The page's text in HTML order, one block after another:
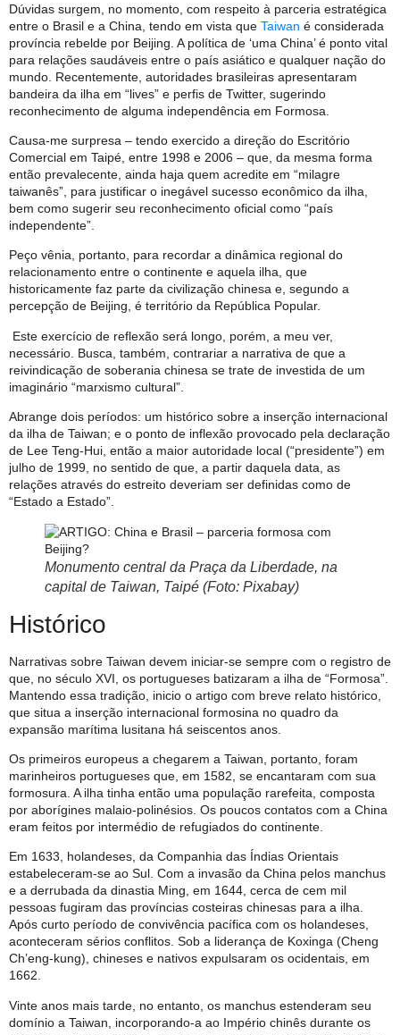
Dúvidas surgem, no momento, com respeito à parceria estratégica
entre o Brasil e a China, tendo em vista que Taiwan é considerada
província rebelde por Beijing. A política de ‘uma China’ é ponto vital
para relações saudáveis entre o país asiático e qualquer nação do
mundo. Recentemente, autoridades brasileiras apresentaram
bandeira da ilha em “lives” e perfis de Twitter, sugerindo
reconhecimento de alguma independência em Formosa.
Causa-me surpresa – tendo exercido a direção do Escritório
Comercial em Taipé, entre 1998 e 2006 – que, da mesma forma
então prevalecente, ainda haja quem acredite em “milagre
taiwanês”, para justificar o inegável sucesso econômico da ilha,
bem como sugerir seu reconhecimento oficial como “país
independente”.
Peço vênia, portanto, para recordar a dinâmica regional do
relacionamento entre o continente e aquela ilha, que
historicamente faz parte da civilização chinesa e, segundo a
percepção de Beijing, é território da República Popular.
Este exercício de reflexão será longo, porém, a meu ver,
necessário. Busca, também, contrariar a narrativa de que a
reivindicação de soberania chinesa se trate de investida de um
imaginário “marxismo cultural”.
Abrange dois períodos: um histórico sobre a inserção internacional
da ilha de Taiwan; e o ponto de inflexão provocado pela declaração
de Lee Teng-Hui, então a maior autoridade local (“presidente”) em
julho de 1999, no sentido de que, a partir daquela data, as
relações através do estreito deveriam ser definidas como de
“Estado a Estado”.
Monumento central da Praça da Liberdade, na
capital de Taiwan, Taipé (Foto: Pixabay)
Histórico
Narrativas sobre Taiwan devem iniciar-se sempre com o registro de
que, no século XVI, os portugueses batizaram a ilha de “Formosa”.
Mantendo essa tradição, inicio o artigo com breve relato histórico,
que situa a inserção internacional formosina no quadro da
expansão marítima lusitana há seiscentos anos.
Os primeiros europeus a chegarem a Taiwan, portanto, foram
marinheiros portugueses que, em 1582, se encantaram com sua
formosura. A ilha tinha então uma população rarefeita, composta
por aborígines malaio-polinésios. Os poucos contatos com a China
eram feitos por intermédio de refugiados do continente.
Em 1633, holandeses, da Companhia das Índias Orientais
estabeleceram-se ao Sul. Com a invasão da China pelos manchus
e a derrubada da dinastia Ming, em 1644, cerca de cem mil
pessoas fugiram das províncias costeiras chinesas para a ilha.
Após curto período de convivência pacífica com os holandeses,
aconteceram sérios conflitos. Sob a liderança de Koxinga (Cheng
Ch’eng-kung), chineses e nativos expulsaram os ocidentais, em
1662.
Vinte anos mais tarde, no entanto, os manchus estenderam seu
domínio a Taiwan, incorporando-a ao Império chinês durante os